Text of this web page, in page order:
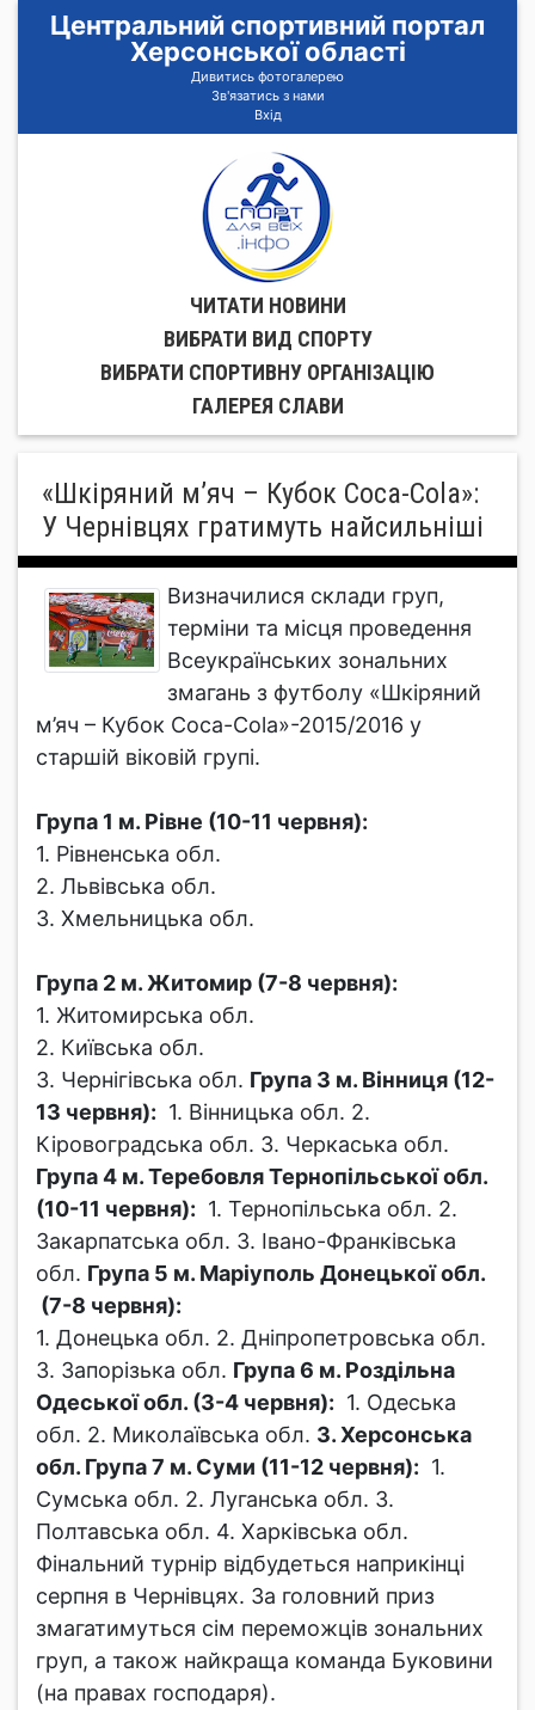
Центральний спортивний портал
Херсонської області
Дивитись фотогалерею
Зв'язатись з нами
Вхід
ЧИТАТИ НОВИНИ
ВИБРАТИ ВИД СПОРТУ
ВИБРАТИ СПОРТИВНУ ОРГАНIЗАЦIЮ
ГАЛЕРЕЯ СЛАВИ
«Шкіряний м’яч – Кубок Coca-Cola»:
У Чернівцях гратимуть найсильніші
Визначилися склади груп,
терміни та місця проведення
Всеукраїнських зональних
змагань з футболу «Шкіряний
м’яч – Кубок Coca-Cola»-2015/2016 у
старшій віковій групі.
Група 1 м. Рівне (10-11 червня):
1. Рівненська обл.
2. Львівська обл.
3. Хмельницька обл.
Група 2 м. Житомир (7-8 червня):
1. Житомирська обл.
2. Київська обл.
3. Чернігівська обл. Група 3 м. Вінниця (12-
13 червня): 1. Вінницька обл. 2.
Кіровоградська обл. 3. Черкаська обл.
Група 4 м. Теребовля Тернопільської обл.
(10-11 червня): 1. Тернопільська обл. 2.
Закарпатська обл. 3. Івано-Франківська
обл. Група 5 м. Маріуполь Донецької обл.
(7-8 червня):
1. Донецька обл. 2. Дніпропетровська обл.
3. Запорізька обл. Група 6 м. Роздільна
Одеської обл. (3-4 червня): 1. Одеська
обл. 2. Миколаївська обл. 3. Херсонська
обл. Група 7 м. Суми (11-12 червня): 1.
Сумська обл. 2. Луганська обл. 3.
Полтавська обл. 4. Харківська обл.
Фінальний турнір відбудеться наприкінці
серпня в Чернівцях. За головний приз
змагатимуться сім переможців зональних
груп, а також найкраща команда Буковини
(на правах господаря).